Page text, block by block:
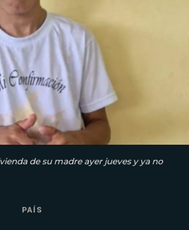
de su madre ayer jueves y ya no
PAÍS